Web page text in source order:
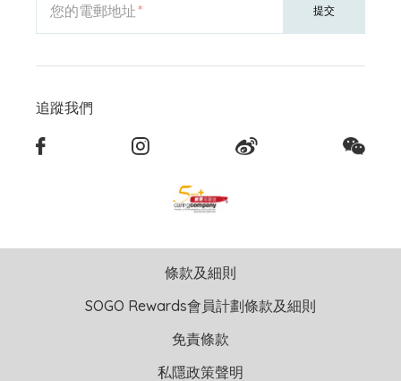
您的電郵地址 提交
追蹤我們
條款及細則
SOGO Rewards會員計劃條款及細則
免責條款
私隱政策聲明